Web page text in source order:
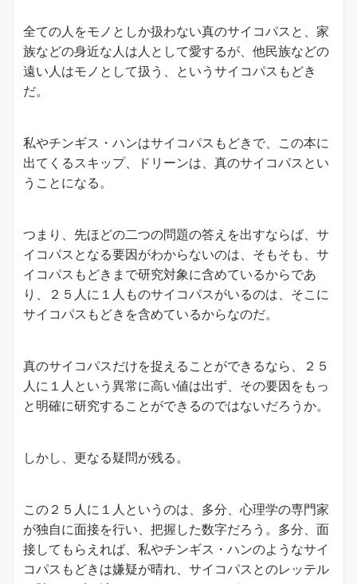
全ての人をモノとしか扱わない真のサイコパスと、家
族などの身近な人は人として愛するが、他民族などの
遠い人はモノとして扱う、というサイコパスもどき
だ。
私やチンギス・ハンはサイコパスもどきで、この本に
出てくるスキップ、ドリーンは、真のサイコパスとい
うことになる。
つまり、先ほどの二つの問題の答えを出すならば、サ
イコパスとなる要因がわからないのは、そもそも、サ
イコパスもどきまで研究対象に含めているからであ
り、２５人に１人ものサイコパスがいるのは、そこに
サイコパスもどきを含めているからなのだ。
真のサイコパスだけを捉えることができるなら、２５
人に１人という異常に高い値は出ず、その要因をもっ
と明確に研究することができるのではないだろうか。
しかし、更なる疑問が残る。
この２５人に１人というのは、多分、心理学の専門家
が独自に面接を行い、把握した数字だろう。多分、面
接してもらえれば、私やチンギス・ハンのようなサイ
コパスもどきは嫌疑が晴れ、サイコパスとのレッテル